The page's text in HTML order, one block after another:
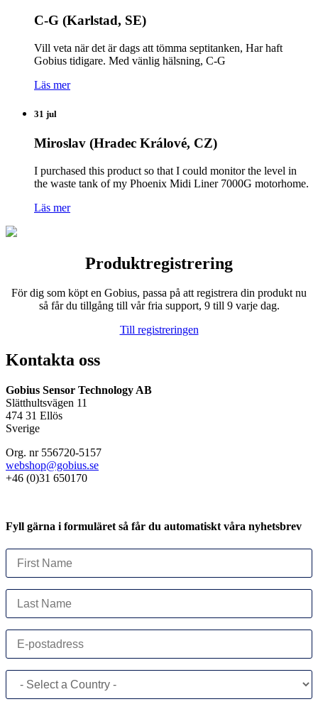
C-G (Karlstad, SE)
Vill veta när det är dags att tömma septitanken, Har haft
Gobius tidigare. Med vänlig hälsning, C-G
Läs mer
31 jul
Miroslav (Hradec Králové, CZ)
I purchased this product so that I could monitor the level in
the waste tank of my Phoenix Midi Liner 7000G motorhome.
Läs mer
Produktregistrering
För dig som köpt en Gobius, passa på att registrera din produkt nu
så får du tillgång till vår fria support, 9 till 9 varje dag.
Till registreringen
Kontakta oss
Gobius Sensor Technology AB
Slätthultsvägen 11
474 31 Ellös
Sverige
Org. nr 556720-5157
webshop@gobius.se
+46 (0)31 650170
Fyll gärna i formuläret så får du automatiskt våra nyhetsbrev